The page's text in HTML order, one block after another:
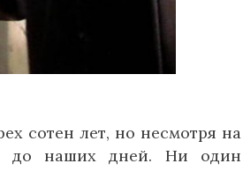
сотен лет, но несмотря на
до наших дней. Ни один